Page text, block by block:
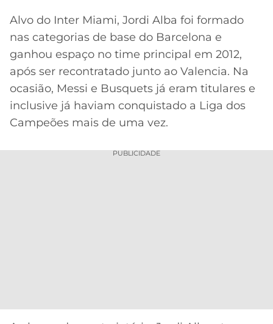
Alvo do Inter Miami, Jordi Alba foi formado
nas categorias de base do Barcelona e
ganhou espaço no time principal em 2012,
após ser recontratado junto ao Valencia. Na
ocasião, Messi e Busquets já eram titulares e
inclusive já haviam conquistado a Liga dos
Campeões mais de uma vez.
PUBLICIDADE